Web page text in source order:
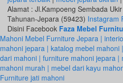
Alamat : Jl.Kampoeng Sembada
Tahunan-Jepara (59423) Instagram
Disini Facebook Faza Mebel
Mahoni Mebel Furniture Jepara |
mahoni jepara | katalog mebel
dari mahoni | furniture mahoni jepara
mahoni murah | mebel dari kayu
Furniture jati mahoni